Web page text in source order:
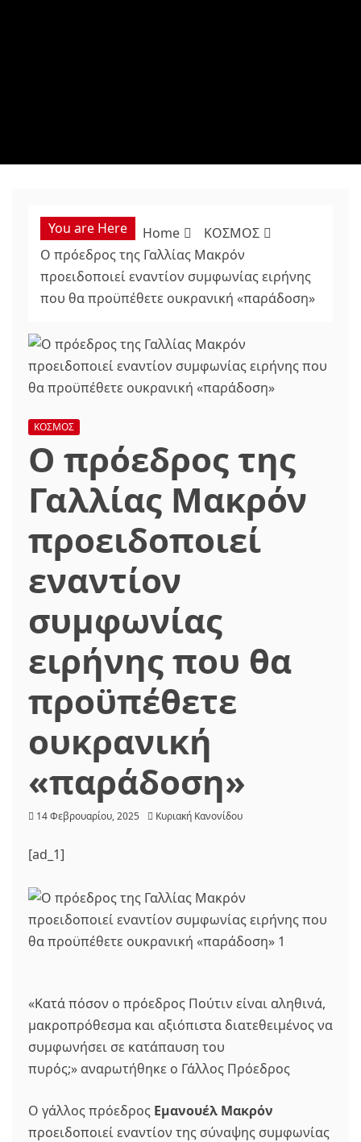
You are Here Home
ΚΟΣΜΟΣ
Ο πρόεδρος της Γαλλίας Μακρόν
προειδοποιεί εναντίον συμφωνίας ειρήνης
που θα προϋπέθετε ουκρανική «παράδοση»
ΚΟΣΜΟΣ
Ο πρόεδρος της
Γαλλίας Μακρόν
προειδοποιεί
εναντίον
συμφωνίας
ειρήνης που θα
προϋπέθετε
ουκρανική
«παράδοση»
14 Φεβρουαρίου, 2025 Κυριακή Κανονίδου
[ad_1]
«Κατά πόσον ο πρόεδρος Πούτιν είναι αληθινά,
μακροπρόθεσμα και αξιόπιστα διατεθειμένος να
συμφωνήσει σε κατάπαυση του
πυρός;» αναρωτήθηκε ο Γάλλος Πρόεδρος
Ο γάλλος πρόεδρος Εμανουέλ Μακρόν
προειδοποιεί εναντίον της σύναψης συμφωνίας